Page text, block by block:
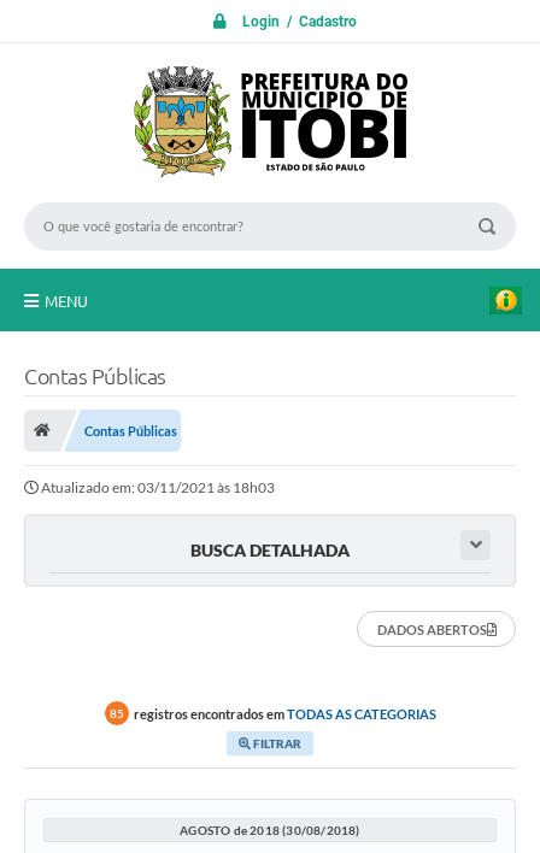
Login / Cadastro
MENU
Transparência
A Nossa Cidade
Contato
Contas Públicas
Contas Públicas
Atualizado em: 03/11/2021 às 18h03
BUSCA DETALHADA
DADOS ABERTOS
85 registros encontrados emTODAS AS CATEGORIAS
FILTRAR
AGOSTO de 2018 (30/08/2018)